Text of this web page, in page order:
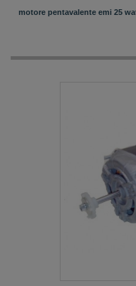
motore pentavalente emi 25